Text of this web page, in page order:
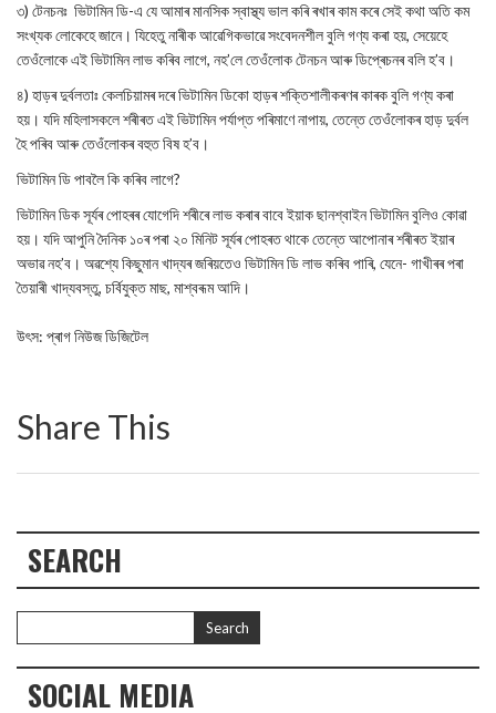
৩) টেনচনঃ ভিটামিন ডি-এ যে আমাৰ মানসিক স্বাস্থ্য ভাল কৰি ৰখাৰ কাম কৰে সেই কথা অতি কম
সংখ্যক লোকেহে জানে। যিহেতু নাৰীক আৱেগিকভাৱে সংবেদনশীল বুলি গণ্য কৰা হয়, সেয়েহে
তেওঁলোকে এই ভিটামিন লাভ কৰিব লাগে, নহ’লে তেওঁলোক টেনচন আৰু ডিপ্ৰেচনৰ বলি হ’ব।
৪) হাড়ৰ দুৰ্বলতাঃ কেলচিয়ামৰ দৰে ভিটামিন ডিকো হাড়ৰ শক্তিশালীকৰণৰ কাৰক বুলি গণ্য কৰা
হয়। যদি মহিলাসকলে শৰীৰত এই ভিটামিন পৰ্যাপ্ত পৰিমাণে নাপায়, তেন্তে তেওঁলোকৰ হাড় দুৰ্বল
হৈ পৰিব আৰু তেওঁলোকৰ বহুত বিষ হ’ব।
ভিটামিন ডি পাবলৈ কি কৰিব লাগে?
ভিটামিন ডিক সূৰ্যৰ পোহৰৰ যোগেদি শৰীৰে লাভ কৰাৰ বাবে ইয়াক ছানশ্বাইন ভিটামিন বুলিও কোৱা
হয়। যদি আপুনি দৈনিক ১০ৰ পৰা ২০ মিনিট সূৰ্যৰ পোহৰত থাকে তেন্তে আপোনাৰ শৰীৰত ইয়াৰ
অভাৱ নহ’ব। অৱশ্যে কিছুমান খাদ্যৰ জৰিয়তেও ভিটামিন ডি লাভ কৰিব পাৰি, যেনে- গাখীৰৰ পৰা
তৈয়াৰী খাদ্যবস্তু, চৰ্বিযুক্ত মাছ, মাশ্বৰূম আদি।
উৎস: প্ৰাগ নিউজ ডিজিটেল
Share This
SEARCH
SOCIAL MEDIA